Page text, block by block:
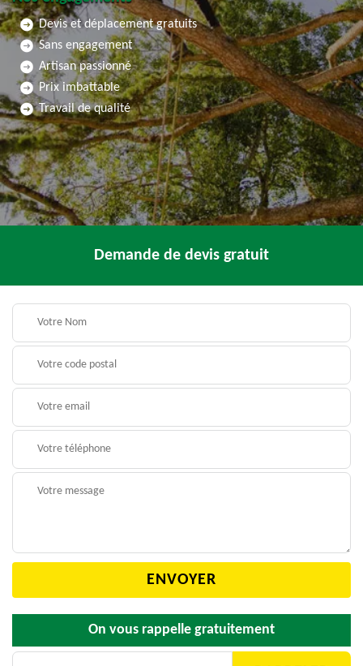
Devis et déplacement gratuits
Sans engagement
Artisan passionné
Prix imbattable
Travail de qualité
Demande de devis gratuit
On vous rappelle gratuitement